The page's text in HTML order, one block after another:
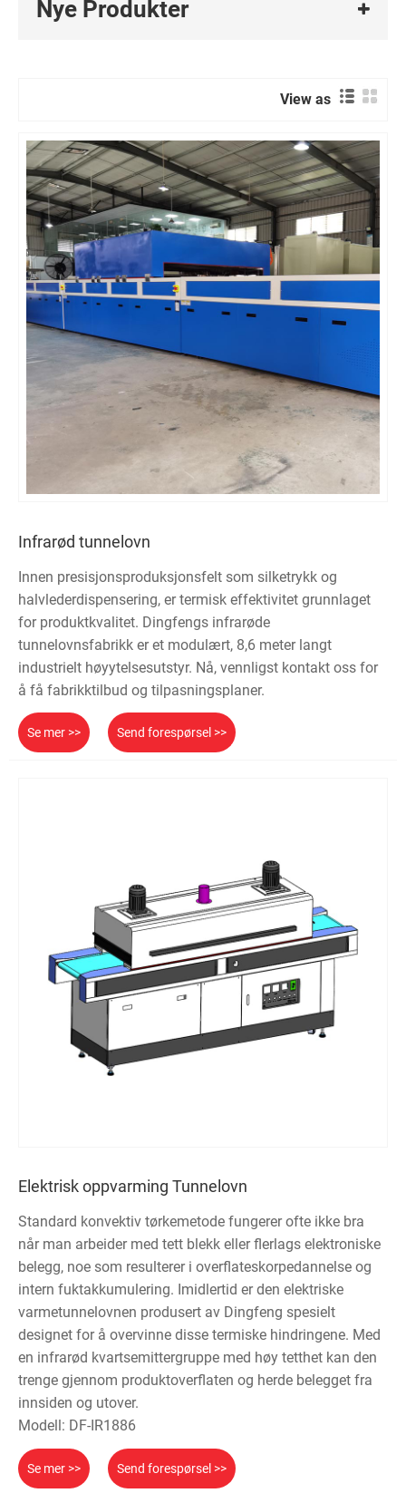
Nye Produkter
View as
Infrarød tunnelovn
Innen presisjonsproduksjonsfelt som silketrykk og
halvlederdispensering, er termisk effektivitet grunnlaget
for produktkvalitet. Dingfengs infrarøde
tunnelovnsfabrikk er et modulært, 8,6 meter langt
industrielt høyytelsesutstyr. Nå, vennligst kontakt oss for
å få fabrikktilbud og tilpasningsplaner.
Se mer >> Send forespørsel >>
Elektrisk oppvarming Tunnelovn
Standard konvektiv tørkemetode fungerer ofte ikke bra
når man arbeider med tett blekk eller flerlags elektroniske
belegg, noe som resulterer i overflateskorpedannelse og
intern fuktakkumulering. Imidlertid er den elektriske
varmetunnelovnen produsert av Dingfeng spesielt
designet for å overvinne disse termiske hindringene. Med
en infrarød kvartsemittergruppe med høy tetthet kan den
trenge gjennom produktoverflaten og herde belegget fra
innsiden og utover.
Modell: DF-IR1886
Se mer >> Send forespørsel >>